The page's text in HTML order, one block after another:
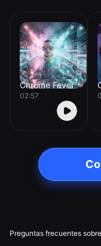
Chrome Fever
02:57
Preguntas frecuentes